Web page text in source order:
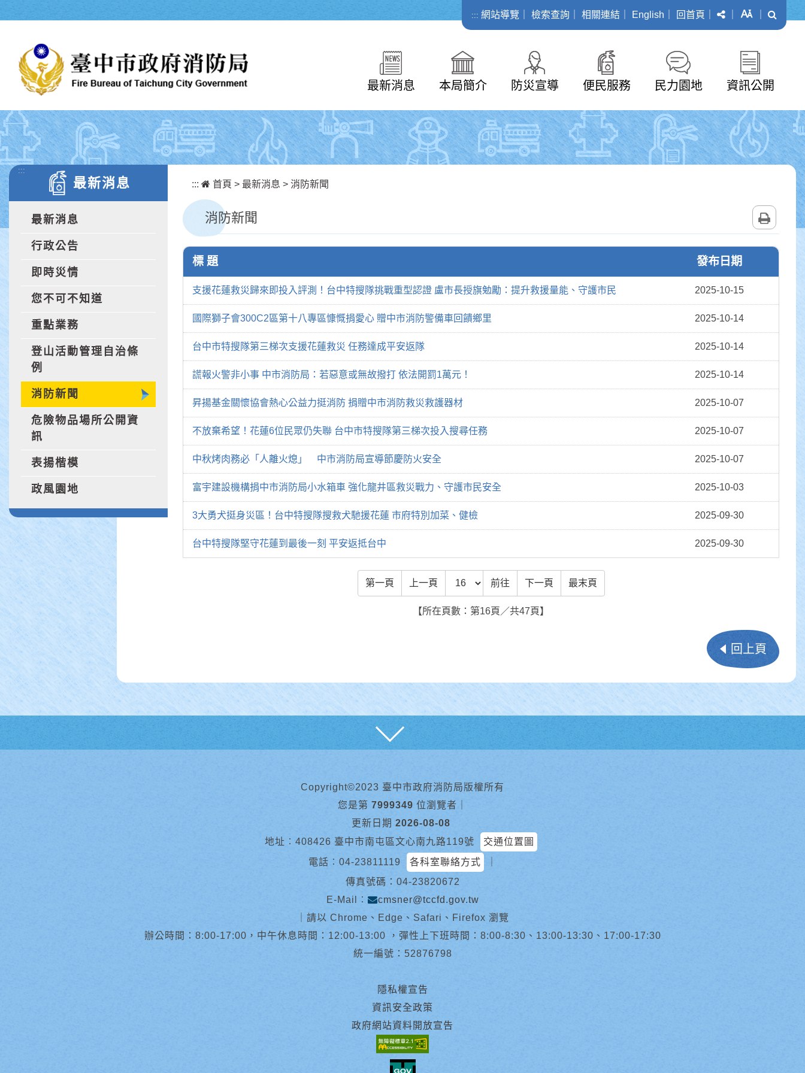
::: 網站導覽 檢索查詢 相關連結 English 回首頁 分享 字級
最新消息 本局簡介 防災宣導 便民服務 民力園地 資訊公開
:::
最新消息
最新消息
行政公告
即時災情
您不可不知道
重點業務
登山活動管理自治條
例
消防新聞
危險物品場所公開資
訊
表揚楷模
政風園地
::: 首頁 > 最新消息 > 消防新聞
消防新聞
標 題 發布日期
支援花蓮救災歸來即投入評測！台中特搜隊挑戰重型認證 盧市長授旗勉勵：提升救援量能、守護市民 2025-10-15
國際獅子會300C2區第十八專區慷慨捐愛心 贈中市消防警備車回饋鄉里 2025-10-14
台中市特搜隊第三梯次支援花蓮救災 任務達成平安返隊 2025-10-14
謊報火警非小事 中市消防局：若惡意或無故撥打 依法開罰1萬元！ 2025-10-14
昇揚基金關懷協會熱心公益力挺消防 捐贈中市消防救災救護器材 2025-10-07
不放棄希望！花蓮6位民眾仍失聯 台中市特搜隊第三梯次投入搜尋任務 2025-10-07
中秋烤肉務必「人離火熄」 中市消防局宣導節慶防火安全 2025-10-07
富宇建設機構捐中市消防局小水箱車 強化龍井區救災戰力、守護市民安全 2025-10-03
3大勇犬挺身災區！台中特搜隊搜救犬馳援花蓮 市府特別加菜、健檢 2025-09-30
台中特搜隊堅守花蓮到最後一刻 平安返抵台中 2025-09-30
第一頁 上一頁 前往頁數 前往 下一頁 最末頁
【所在頁數：第16頁／共47頁】
回上頁
Copyright©2023 臺中市政府消防局版權所有
您是第 7999349 位瀏覽者
更新日期 2026-08-08
地址︰408426 臺中市南屯區文心南九路119號
交通位置圖
電話︰ 04-23811119 各科室聯絡方式
傳真號碼：04-23820672
E-Mail︰
cmsner@tccfd.gov.tw
請以 Chrome、Edge、Safari、Firefox 瀏覽
辦公時間：8:00-17:00，中午休息時間：12:00-13:00 ，彈性上下班時間：8:00-8:30、13:00-13:30、17:00-17:30
統一編號：52876798
隱私權宣告
資訊安全政策
政府網站資料開放宣告